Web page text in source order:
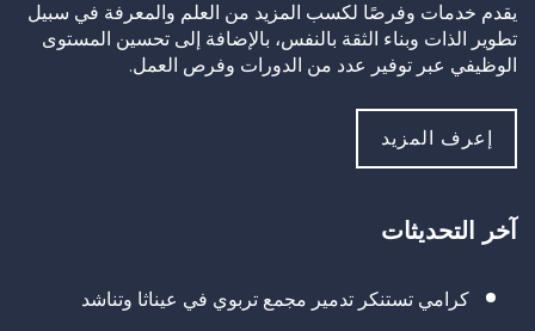
يقدم خدمات وفرصًا لكسب المزيد من العلم والمعرفة في سبيل
تطوير الذات وبناء الثقة بالنفس، بالإضافة إلى تحسين المستوى
الوظيفي عبر توفير عدد من الدورات وفرص العمل.
إعرف المزيد
آخر التحديثات
كرامي تستنكر تدمير مجمع تربوي في عيناثا وتناشد